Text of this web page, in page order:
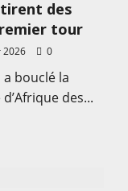
tirent des
tour
2026 0
bouclé la
des...